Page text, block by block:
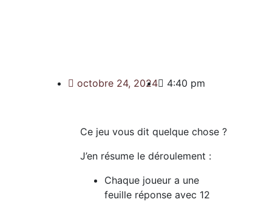
octobre 24, 2024 4:40 pm
Ce jeu vous dit quelque chose ?
J’en résume le déroulement :
Chaque joueur a une
feuille réponse avec 12